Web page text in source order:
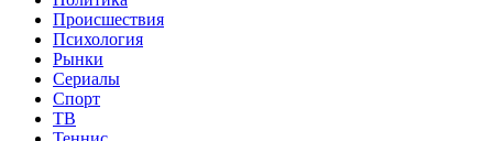
Происшествия
Психология
Рынки
Сериалы
Спорт
ТВ